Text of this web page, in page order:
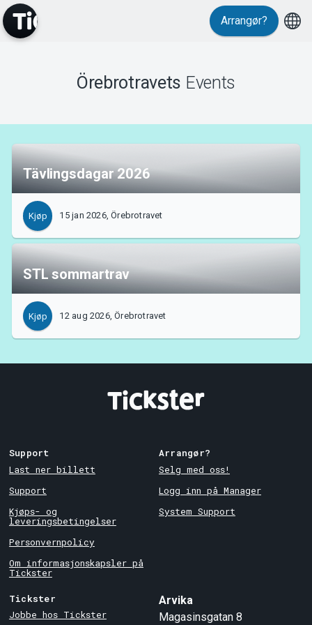
Support
Om Tickster
Arrangør?
Örebrotravets Events
Tävlingsdagar 2026
Kjøp 15 jan 2026, Örebrotravet
STL sommartrav
Kjøp 12 aug 2026, Örebrotravet
Support
Last ner billett
Support
Kjøps- og
leveringsbetingelser
Personvernpolicy
Om informasjonskapsler på
Tickster
Arrangør?
Selg med oss!
Logg inn på Manager
System Support
Tickster
Jobbe hos Tickster
Arvika
Magasinsgatan 8